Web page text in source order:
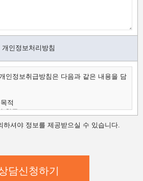
개인정보처리방침
인정보취급방침은 다음과 같은 내용을 담
적
항목
용 기간
적
다음과 같은 방법으로 개인정보를 수집합
학문의, 상담신청)
하셔야 정보를 제공받으실 수 있습니다.